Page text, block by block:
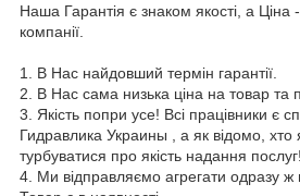
Наша Гарантія є знаком якості, а
компанії.
1. В Нас найдовший термін гарантії.
2. В Нас сама низька ціна на товар та
3. Якість попри усе! Всі працівники є
Гидравлика Украины , а як відомо, хто
турбуватися про якість надання послуг!
4. Ми відправляємо агрегати одразу ж